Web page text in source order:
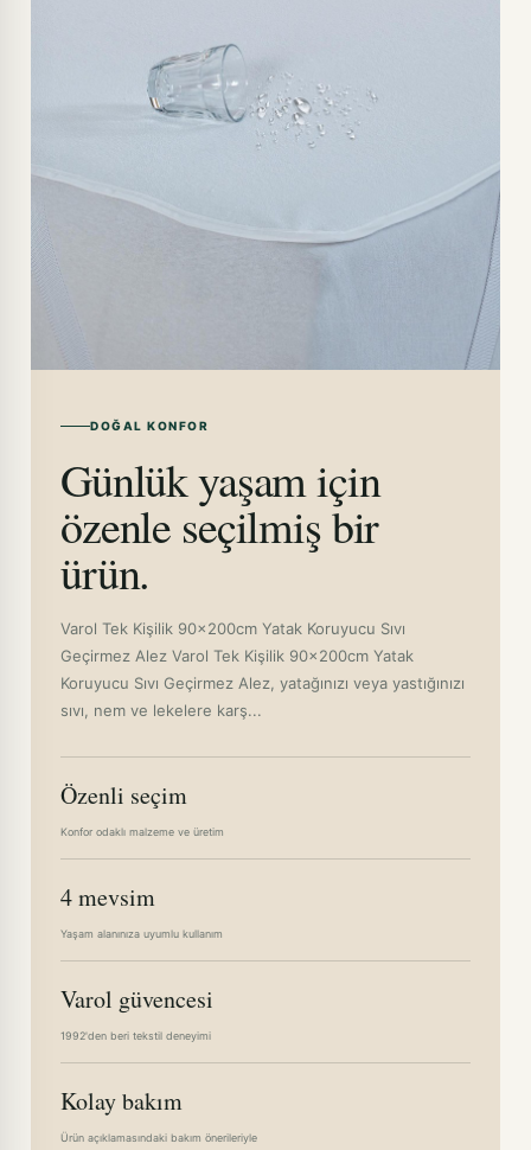
DOĞAL KONFOR
Günlük yaşam için
özenle seçilmiş bir
ürün.
Varol Tek Kişilik 90x200cm Yatak Koruyucu Sıvı
Geçirmez Alez Varol Tek Kişilik 90x200cm Yatak
Koruyucu Sıvı Geçirmez Alez, yatağınızı veya yastığınızı
sıvı, nem ve lekelere karş...
Özenli seçim
Konfor odaklı malzeme ve üretim
4 mevsim
Yaşam alanınıza uyumlu kullanım
Varol güvencesi
1992'den beri tekstil deneyimi
Kolay bakım
Ürün açıklamasındaki bakım önerileriyle